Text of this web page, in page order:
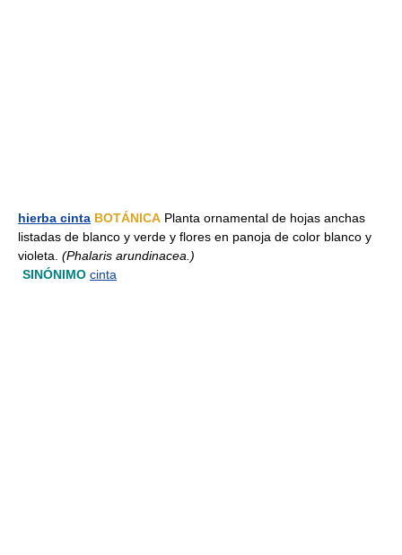
hierba cinta BOTÁNICA Planta ornamental de hojas anchas
listadas de blanco y verde y flores en panoja de color blanco y
violeta. (Phalaris arundinacea.)
SINÓNIMO cinta